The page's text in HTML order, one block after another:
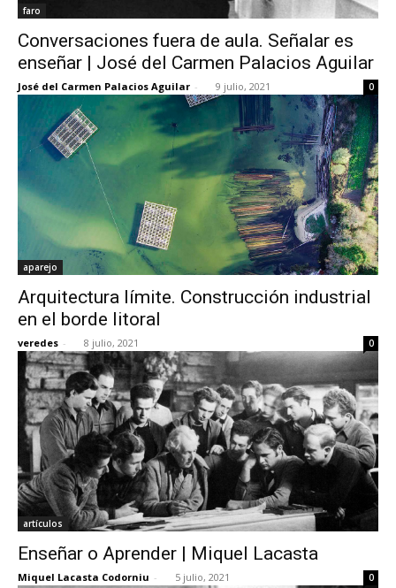
faro
Conversaciones fuera de aula. Señalar es
enseñar | José del Carmen Palacios Aguilar
José del Carmen Palacios Aguilar - 9 julio, 2021 0
aparejo
Arquitectura límite. Construcción industrial
en el borde litoral
veredes - 8 julio, 2021 0
artículos
Enseñar o Aprender | Miquel Lacasta
Miquel Lacasta Codorniu - 5 julio, 2021 0